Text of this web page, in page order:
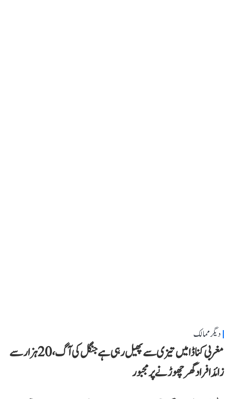
دیگر ممالک
مغربی کناڈا میں تیزی سے پھیل رہی ہے جنگل کی آگ، 20 ہزار سے
زائد افراد گھر چھوڑنے پر مجبور